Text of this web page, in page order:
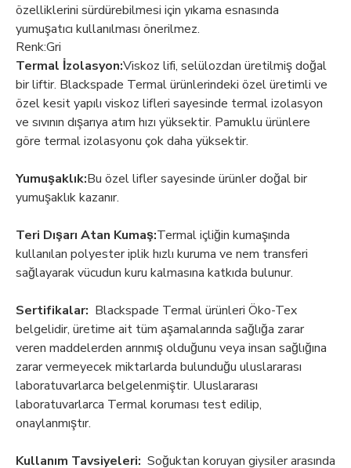
özelliklerini sürdürebilmesi için yıkama esnasında
yumuşatıcı kullanılması önerilmez.
Renk:Gri
Termal İzolasyon:Viskoz lifi, selülozdan üretilmiş doğal
bir liftir. Blackspade Termal ürünlerindeki özel üretimli ve
özel kesit yapılı viskoz lifleri sayesinde termal izolasyon
ve sıvının dışarıya atım hızı yüksektir. Pamuklu ürünlere
göre termal izolasyonu çok daha yüksektir.
Yumuşaklık:Bu özel lifler sayesinde ürünler doğal bir
yumuşaklık kazanır.
Teri Dışarı Atan Kumaş:Termal içliğin kumaşında
kullanılan polyester iplik hızlı kuruma ve nem transferi
sağlayarak vücudun kuru kalmasına katkıda bulunur.
Sertifikalar: Blackspade Termal ürünleri Öko-Tex
belgelidir, üretime ait tüm aşamalarında sağlığa zarar
veren maddelerden arınmış olduğunu veya insan sağlığına
zarar vermeyecek miktarlarda bulunduğu uluslararası
laboratuvarlarca belgelenmiştir. Uluslararası
laboratuvarlarca Termal koruması test edilip,
onaylanmıştır.
Kullanım Tavsiyeleri: Soğuktan koruyan giysiler arasında